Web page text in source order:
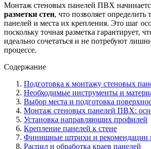
Монтаж стеновых панелей ПВХ
разметки стен, что позволяет определить
панелей и места их крепления. Это шаг
поскольку точная разметка гарантирует,
идеально сочетаться и не потребуют
процессе.
Содержание
Подготовка к монтажу стеновых
Необходимые инструменты и
Выбор места и подготовка
Монтаж стеновых панелей ПВХ:
Установка направляющих профилей
Крепление панелей к стене
Финишные штрихи и рекомендации
Распил и обработка краев панелей